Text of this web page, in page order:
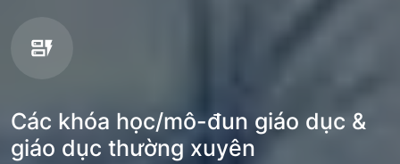
Các khóa học/mô-đun giáo dục &
giáo dục thường xuyên